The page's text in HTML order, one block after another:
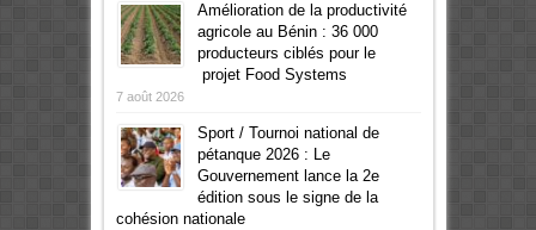
Amélioration de la productivité
agricole au Bénin : 36 000
producteurs ciblés pour le
projet Food Systems
7 août 2026
Sport / Tournoi national de
pétanque 2026 : Le
Gouvernement lance la 2e
édition sous le signe de la
cohésion nationale